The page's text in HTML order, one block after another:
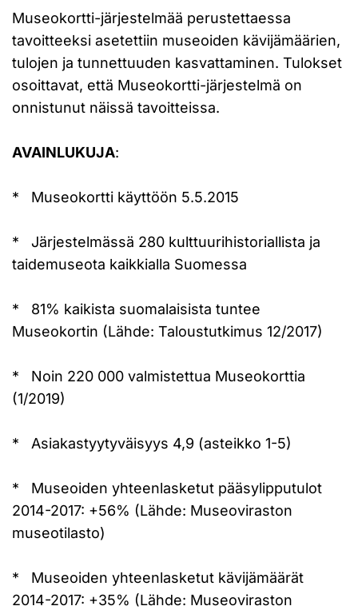
Museokortti-järjestelmää perustettaessa
tavoitteeksi asetettiin museoiden kävijämäärien,
tulojen ja tunnettuuden kasvattaminen. Tulokset
osoittavat, että Museokortti-järjestelmä on
onnistunut näissä tavoitteissa.
AVAINLUKUJA:
* Museokortti käyttöön 5.5.2015
* Järjestelmässä 280 kulttuurihistoriallista ja
taidemuseota kaikkialla Suomessa
* 81% kaikista suomalaisista tuntee
Museokortin (Lähde: Taloustutkimus 12/2017)
* Noin 220 000 valmistettua Museokorttia
(1/2019)
* Asiakastyytyväisyys 4,9 (asteikko 1-5)
* Museoiden yhteenlasketut pääsylipputulot
2014-2017: +56% (Lähde: Museoviraston
museotilasto)
* Museoiden yhteenlasketut kävijämäärät
2014-2017: +35% (Lähde: Museoviraston